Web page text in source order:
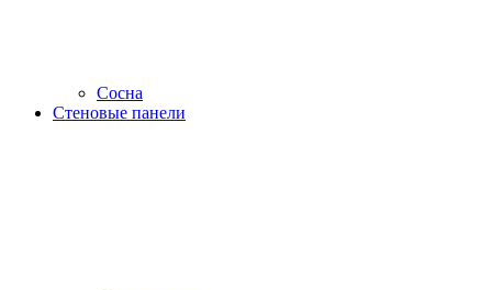
Сосна
Стеновые панели